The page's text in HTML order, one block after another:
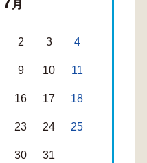
月
2 3 4
9 10 11
16 17 18
23 24 25
30 31